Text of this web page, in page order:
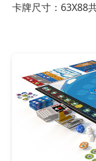
卡牌尺寸：63X88